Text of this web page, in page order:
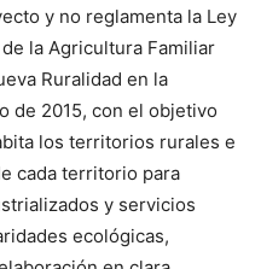
y no reglamenta la Ley
la Agricultura Familiar
Ruralidad en la
de 2015, con el objetivo
los territorios rurales e
cada territorio para
y servicios
ecológicas,